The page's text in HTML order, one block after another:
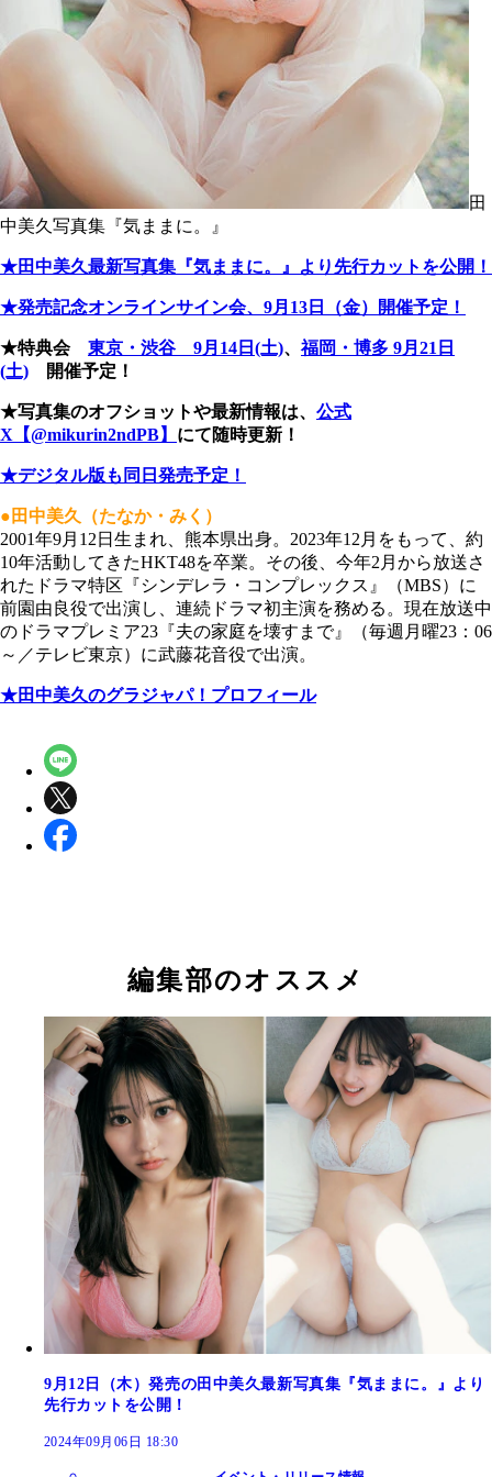
田
中美久写真集『気ままに。』
★田中美久最新写真集『気ままに。』より先行カットを公開！
★発売記念オンラインサイン会、9月13日（金）開催予定！
★特典会 東京・渋谷 9月14日(土)、福岡・博多 9月21日
(土) 開催予定！
★写真集のオフショットや最新情報は、 公式
X【@mikurin2ndPB】 にて随時更新！
★デジタル版も同日発売予定！
●田中美久（たなか・みく）
2001年9月12日生まれ、熊本県出身。2023年12月をもって、約
10年活動してきたHKT48を卒業。その後、今年2月から放送さ
れたドラマ特区『シンデレラ・コンプレックス』（MBS）に
前園由良役で出演し、連続ドラマ初主演を務める。現在放送中
のドラマプレミア23『夫の家庭を壊すまで』（毎週月曜23：06
～／テレビ東京）に武藤花音役で出演。
★田中美久のグラジャパ！プロフィール
編集部のオススメ
9月12日（木）発売の田中美久最新写真集『気ままに。』より
先行カットを公開！
2024年09月06日 18:30